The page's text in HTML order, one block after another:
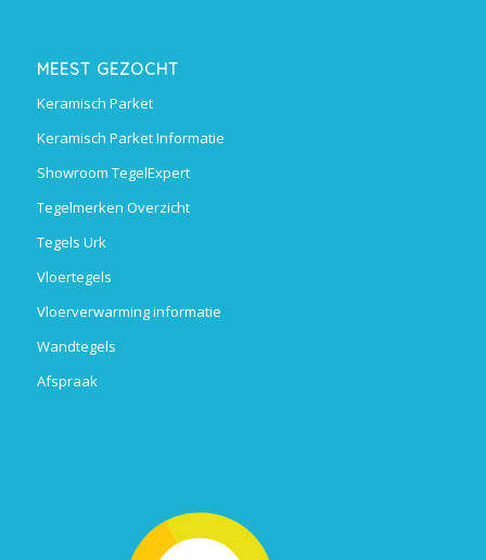
MEEST GEZOCHT
Keramisch Parket
Keramisch Parket Informatie
Showroom TegelExpert
Tegelmerken Overzicht
Tegels Urk
Vloertegels
Vloerverwarming informatie
Wandtegels
Afspraak